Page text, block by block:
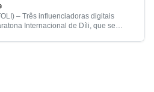
– Três influenciadoras digitais
Internacional de Díli, que se